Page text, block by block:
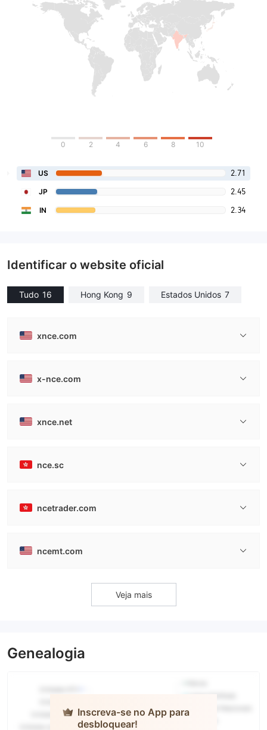
0 2 4 6 8 10
US 2.71
JP 2.45
IN 2.34
Identificar o website oficial
Tudo 16 Hong Kong 9 Estados Unidos 7
xnce.com
x-nce.com
xnce.net
nce.sc
ncetrader.com
ncemt.com
Veja mais
Genealogia
Inscreva-se no App para
desbloquear!